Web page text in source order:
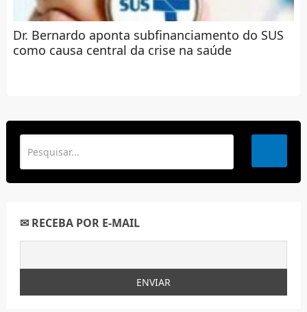
Dr. Bernardo aponta subfinanciamento do SUS
como causa central da crise na saúde
✉ RECEBA POR E-MAIL